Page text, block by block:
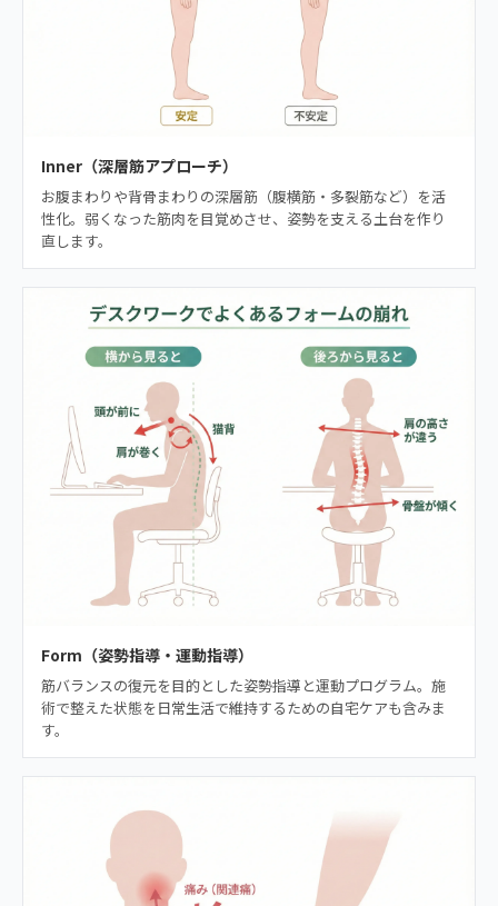
Inner（深層筋アプローチ）
お腹まわりや背骨まわりの深層筋（腹横筋・多裂筋など）を活
性化。弱くなった筋肉を目覚めさせ、姿勢を支える土台を作り
直します。
Form（姿勢指導・運動指導）
筋バランスの復元を目的とした姿勢指導と運動プログラム。施
術で整えた状態を日常生活で維持するための自宅ケアも含みま
す。